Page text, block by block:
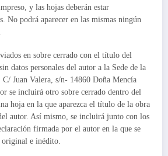
y las hojas deberán estar
No podrá aparecer en las mismas ningún
en sobre cerrado con el título del
datos personales del autor a la Sede de la
Juan Valera, s/n- 14860 Doña Mencía
se incluirá otro sobre cerrado dentro del
hoja en la que aparezca el título de la obra
autor. Así mismo, se incluirá junto con los
firmada por el autor en la que se
original e inédito.